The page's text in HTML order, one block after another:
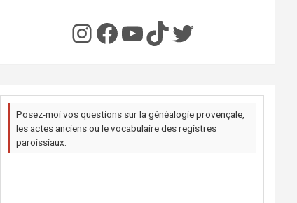
Instagram
Facebook
YouTube
TikTok
Twitter
Posez-moi vos questions sur la généalogie provençale,
les actes anciens ou le vocabulaire des registres
paroissiaux.